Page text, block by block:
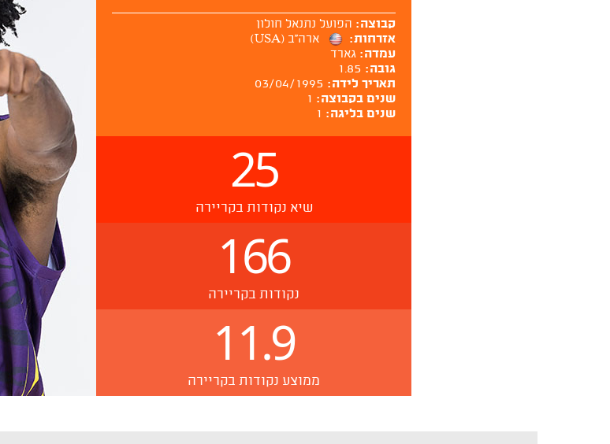
קבוצה: הפועל נתנאל חולון
אזרחות:
ארה''ב (USA)
עמדה: גארד
גובה: 1.85
תאריך לידה: 03/04/1995
שנים בקבוצה: 1
שנים בליגה: 1
25
שיא נקודות בקריירה
166
נקודות בקריירה
11.9
ממוצע נקודות בקריירה